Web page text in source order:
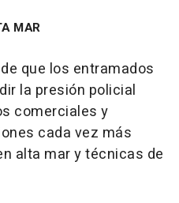
MAR
que los entramados
la presión policial
comerciales y
cada vez más
alta mar y técnicas de